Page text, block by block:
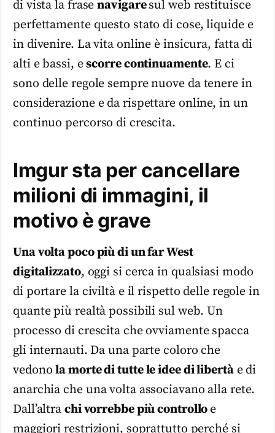
di vista la frasenavigaresul web restituisce
perfettamente questo stato di cose, liquide e
in divenire. La vita online è insicura, fatta di
alti e bassi, escorre continuamente. E ci
sono delle regole sempre nuove da tenere in
considerazione e da rispettare online, in un
continuo percorso di crescita.
Imgur sta per cancellare
milioni di immagini, il
motivo è grave
Una volta poco più di un far West
digitalizzato, oggi si cerca in qualsiasi modo
di portare la civiltà e il rispetto delle regole in
quante più realtà possibili sul web. Un
processo di crescita che ovviamente spacca
gli internauti. Da una parte coloro che
vedonola morte di tutte le idee di libertàe di
anarchia che una volta associavano alla rete.
Dall’altra chi vorrebbe più controllo e
maggiori restrizioni, soprattutto perché si